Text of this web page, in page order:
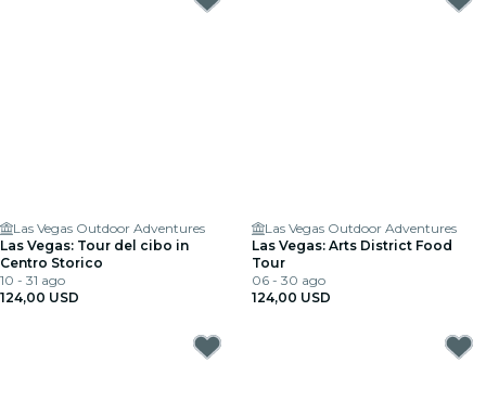
Las Vegas Outdoor Adventures
Las Vegas: Tour del cibo in
Centro Storico
10 - 31 ago
124,00 USD
Las Vegas Outdoor Adventures
Las Vegas: Arts District Food
Tour
06 - 30 ago
124,00 USD